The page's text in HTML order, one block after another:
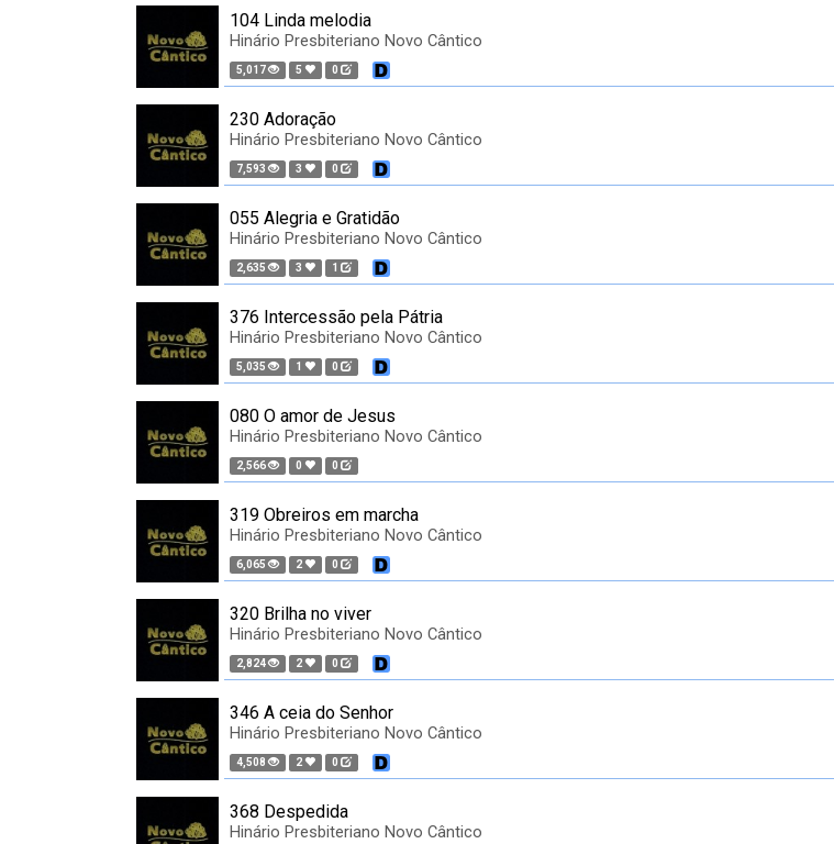
104 Linda melodia
Hinário Presbiteriano Novo Cântico
5,017 5 0
230 Adoração
Hinário Presbiteriano Novo Cântico
7,593 3 0
055 Alegria e Gratidão
Hinário Presbiteriano Novo Cântico
2,635 3 1
376 Intercessão pela Pátria
Hinário Presbiteriano Novo Cântico
5,035 1 0
080 O amor de Jesus
Hinário Presbiteriano Novo Cântico
2,566 0 0
319 Obreiros em marcha
Hinário Presbiteriano Novo Cântico
6,065 2 0
320 Brilha no viver
Hinário Presbiteriano Novo Cântico
2,824 2 0
346 A ceia do Senhor
Hinário Presbiteriano Novo Cântico
4,508 2 0
368 Despedida
Hinário Presbiteriano Novo Cântico